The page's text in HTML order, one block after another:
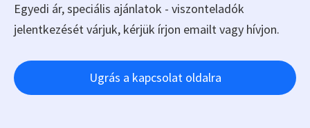
Egyedi ár, speciális ajánlatok - viszonteladók
jelentkezését várjuk, kérjük írjon emailt vagy hívjon.
Ugrás a kapcsolat oldalra